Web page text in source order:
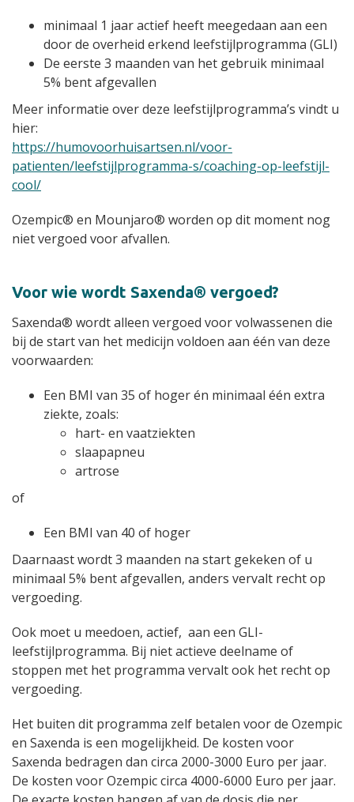
minimaal 1 jaar actief heeft meegedaan aan een
door de overheid erkend leefstijlprogramma (GLI)
De eerste 3 maanden van het gebruik minimaal
5% bent afgevallen
Meer informatie over deze leefstijlprogramma’s vindt u
hier:
https://humovoorhuisartsen.nl/voor-
patienten/leefstijlprogramma-s/coaching-op-leefstijl-
cool/
Ozempic® en Mounjaro® worden op dit moment nog
niet vergoed voor afvallen.
Voor wie wordt Saxenda® vergoed?
Saxenda® wordt alleen vergoed voor volwassenen die
bij de start van het medicijn voldoen aan één van deze
voorwaarden:
Een BMI van 35 of hoger én minimaal één extra
ziekte, zoals:
hart- en vaatziekten
slaapapneu
artrose
of
Een BMI van 40 of hoger
Daarnaast wordt 3 maanden na start gekeken of u
minimaal 5% bent afgevallen, anders vervalt recht op
vergoeding.
Ook moet u meedoen, actief, aan een GLI-
leefstijlprogramma. Bij niet actieve deelname of
stoppen met het programma vervalt ook het recht op
vergoeding.
Het buiten dit programma zelf betalen voor de Ozempic
en Saxenda is een mogelijkheid. De kosten voor
Saxenda bedragen dan circa 2000-3000 Euro per jaar.
De kosten voor Ozempic circa 4000-6000 Euro per jaar.